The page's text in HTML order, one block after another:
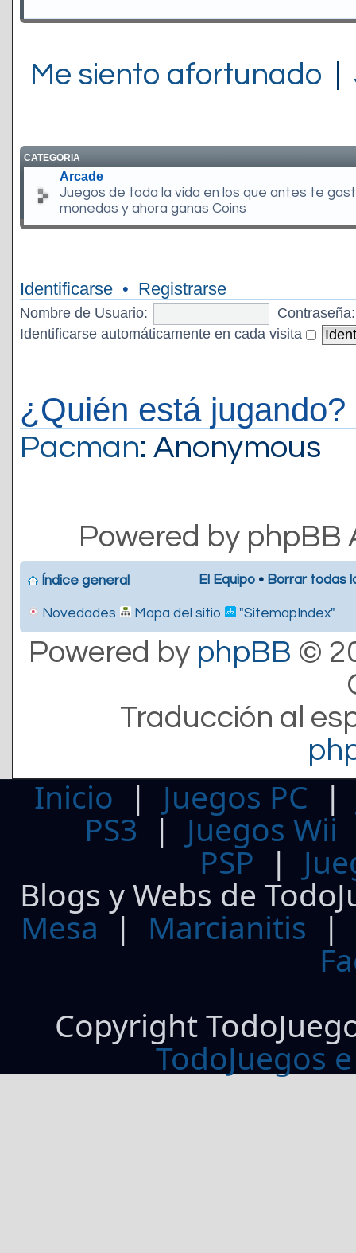
Me siento afortunado
CATEGORIA
Arcade
Juegos de toda la vida en los que antes te
monedas y ahora ganas Coins
Identificarse • Registrarse
Nombre de Usuario:
Contraseña:
Identificarse automáticamente en cada visita
¿Quién está jugando?
Pacman: Anonymous
Powered by
Índice general El Equipo • Borrar todas
Novedades Mapa del sitio "SitemapIndex"
Powered by phpBB ©
Traducción al
Inicio | Juegos PC
PS3| Juegos Wii
PSP |
Blogs y Webs de
Mesa | Marcianitis |
Copyright
TodoJuegos